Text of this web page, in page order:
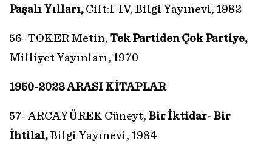
Paşalı Yılları, Cilt:I-IV, Bilgi Yayınevi, 1982
56- TOKER Metin, Tek Partiden Çok Partiye,
Milliyet Yayınları, 1970
1950-2023 ARASI KİTAPLAR
57- ARCAYÜREK Cüneyt, Bir İktidar- Bir
İhtilal, Bilgi Yayınevi, 1984